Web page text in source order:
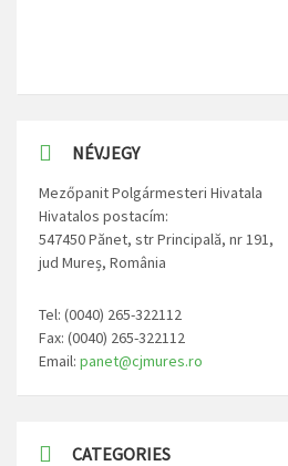
NÉVJEGY
Mezőpanit Polgármesteri Hivatala
Hivatalos postacím:
547450 Pănet, str Principală, nr 191,
jud Mureș, România
Tel: (0040) 265-322112
Fax: (0040) 265-322112
Email: panet@cjmures.ro
CATEGORIES